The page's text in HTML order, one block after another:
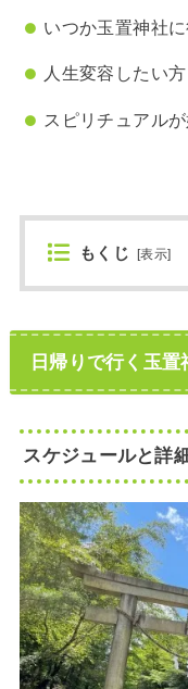
いつか玉置神社
人生変容したい方
スピリチュアル
もくじ [表示]
日帰りで行く玉
スケジュールと詳